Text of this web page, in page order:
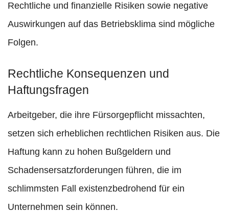
Rechtliche und finanzielle Risiken sowie negative
Auswirkungen auf das Betriebsklima sind mögliche
Folgen.
Rechtliche Konsequenzen und
Haftungsfragen
Arbeitgeber, die ihre Fürsorgepflicht missachten,
setzen sich erheblichen rechtlichen Risiken aus. Die
Haftung kann zu hohen Bußgeldern und
Schadensersatzforderungen führen, die im
schlimmsten Fall existenzbedrohend für ein
Unternehmen sein können.